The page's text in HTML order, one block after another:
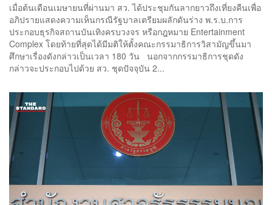
เมื่อต้นเดือนเมษายนที่ผ่านมา สว. ได้ประชุมกันลากยาวถึงเที่ยงคืนเพื่อ
อภิปรายแสดงความเห็นกรณีรัฐบาลเตรียมผลักดันร่าง พ.ร.บ.การ
ประกอบธุรกิจสถานบันเทิงครบวงจร หรือกฎหมาย Entertainment
Complex โดยท้ายที่สุดได้มีมติให้ตั้งคณะกรรมาธิการวิสามัญขึ้นมา
ศึกษาเรื่องดังกล่าวเป็นเวลา 180 วัน นอกจากกรรมาธิการชุดดัง
กล่าวจะประกอบไปด้วย สว. ชุดปัจจุบัน 2...